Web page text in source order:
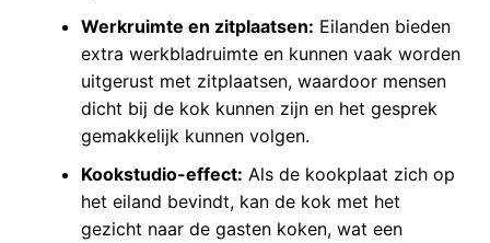
Werkruimte en zitplaatsen: Eilanden bieden
extra werkbladruimte en kunnen vaak worden
uitgerust met zitplaatsen, waardoor mensen
dicht bij de kok kunnen zijn en het gesprek
gemakkelijk kunnen volgen.
Kookstudio-effect: Als de kookplaat zich op
het eiland bevindt, kan de kok met het
gezicht naar de gasten koken, wat een